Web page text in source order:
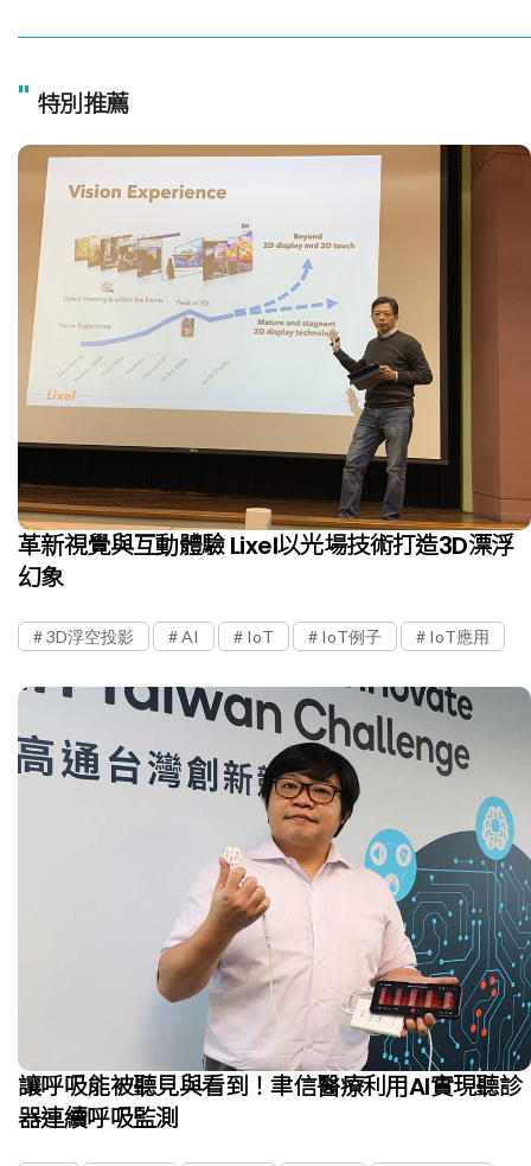
" 特別推薦
革新視覺與互動體驗 Lixel以光場技術打造3D漂浮
幻象
3D浮空投影 AI IoT IoT例子 IoT應用
讓呼吸能被聽見與看到！聿信醫療利用AI實現聽診
器連續呼吸監測